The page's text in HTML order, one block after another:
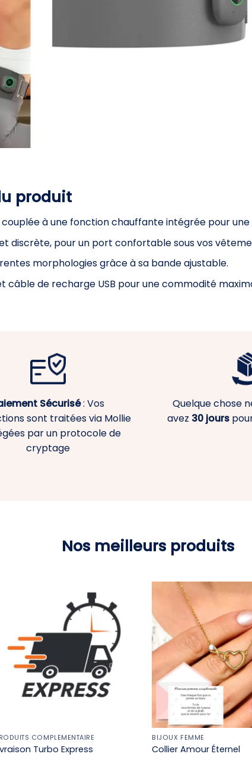
produit
couplée à une fonction chauffante intégrée pour
discrète, pour un port confortable sous vos
morphologies grâce à sa bande ajustable.
câble de recharge USB pour une commodité
Sécurisé: Vos
sont traitées via Mollie
par un protocole de
cryptage
Quelque chose
avez 30 jours
Nos meilleurs produits
COMPLÉMENTAIRE
Turbo Express
BIJOUX FEMME
Collier Amour Éternel